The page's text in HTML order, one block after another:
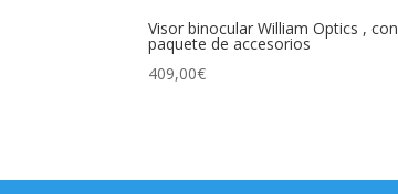
Visor binocular William Optics , con
paquete de accesorios
409,00€